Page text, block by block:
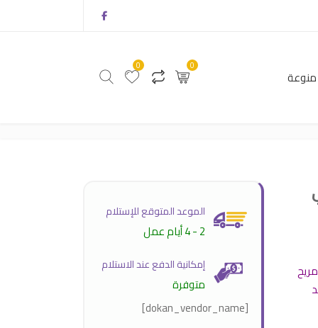
0
0
0
0
الموعد المتوقع للإستلام
2 - 4 أيام عمل
إمكانية الدفع عند الاستلام
متوفرة
[dokan_vendor_name]